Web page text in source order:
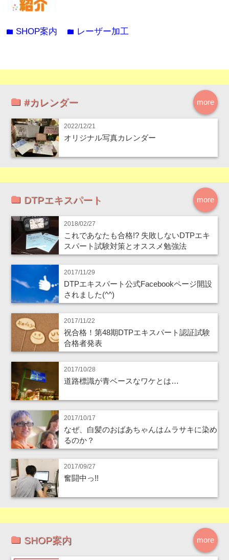
folder SHOP案内 folder レーザー加工
more
#カレンダー
2022/12/21
オリジナル写真カレンダー
more
DTPエキスパート
2018/02/27
これであなたも合格!? 失敗しないDTPエキ
スパート試験対策とオススメ勉強法
2017/11/29
DTPエキスパート公式Facebookページ開設
されました(^^)
2017/11/22
祝合格！第48期DTPエキスパート認証試験
合格者発表
2017/10/28
道路標識が青ベースなワケとは…
2017/10/17
なぜ、白髪のおばあちゃんはムラサキに染め
るのか？
2017/09/27
奮闘中っ!!
more
SHOP案内